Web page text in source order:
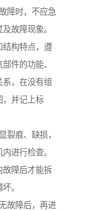
障时，不应急
故障现象。
结构特点，遵
件的功能、
，在没有组
，并记上标
裂痕、缺损，
进行检查。
故障后才能拆
。
故障后，再进